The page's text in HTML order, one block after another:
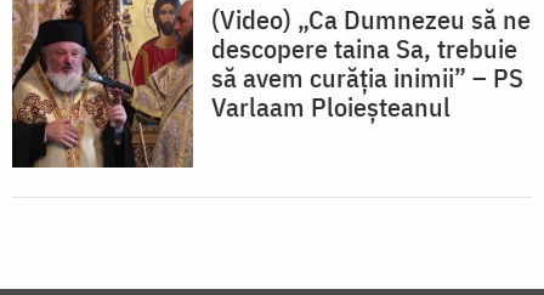
(Video) „Ca Dumnezeu să ne
descopere taina Sa, trebuie
să avem curăția inimii” – PS
Varlaam Ploieșteanul